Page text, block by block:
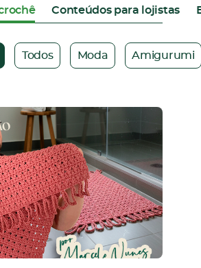
Conteúdos para lojistas
Todos Moda Amigurumi